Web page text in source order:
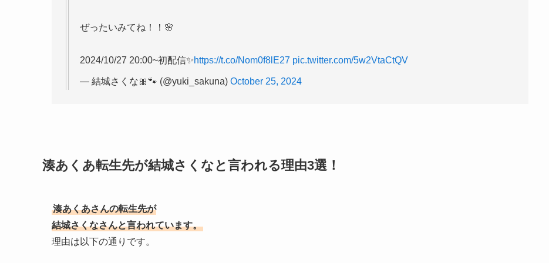
ぜったいみてね！！🌸
2024/10/27 20:00~初配信✨https://t.co/Nom0f8lE27 pic.twitter.com/5w2VtaCtQV
— 結城さくな🎀🐾 (@yuki_sakuna) October 25, 2024
湊あくあ転生先が結城さくなと言われる理由3選！
湊あくあさんの転生先が
結城さくなさんと言われています。
理由は以下の通りです。